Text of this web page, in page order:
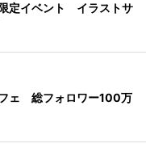
定イベント イラストサ
ェ 総フォロワー100万